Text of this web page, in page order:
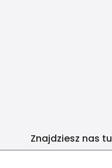
Znajdziesz nas tu